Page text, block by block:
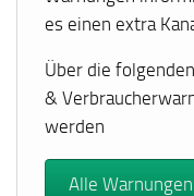
es einen extra
Über die
&
werden
Alle